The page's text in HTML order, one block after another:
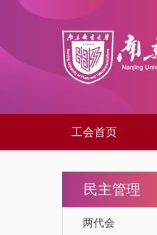
工会首页
民主管理
两代会